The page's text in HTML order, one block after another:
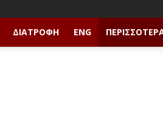
ΔΙΑΤΡΟΦΉ ENG